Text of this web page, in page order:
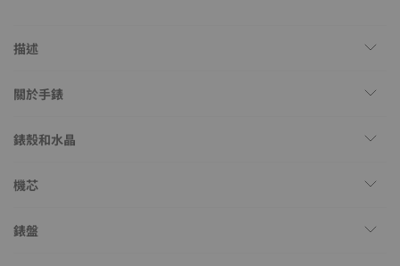
描述
關於手錶
錶殼和水晶
機芯
錶盤